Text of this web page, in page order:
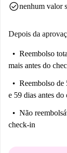
check_circlenenhum valor
Depois da
Reembolso
mais antes do
Reembolso de
e 59 dias antes do
Não
check-in